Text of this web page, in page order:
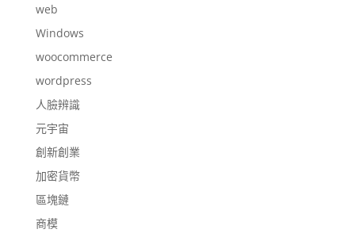
web
Windows
woocommerce
wordpress
人臉辨識
元宇宙
創新創業
加密貨幣
區塊鏈
商模